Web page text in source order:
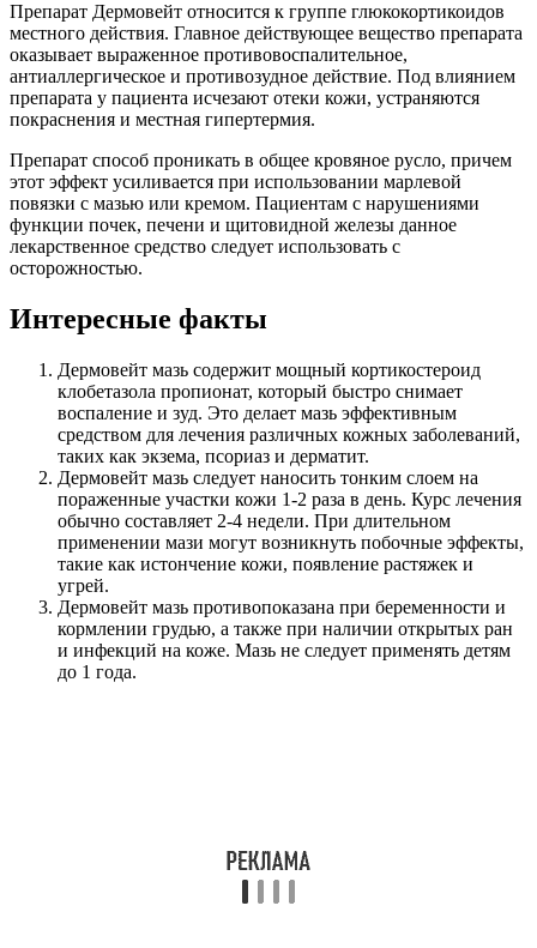
Препарат Дермовейт относится к группе глюкокортикоидов
местного действия. Главное действующее вещество препарата
оказывает выраженное противовоспалительное,
антиаллергическое и противозудное действие. Под влиянием
препарата у пациента исчезают отеки кожи, устраняются
покраснения и местная гипертермия.
Препарат способ проникать в общее кровяное русло, причем
этот эффект усиливается при использовании марлевой
повязки с мазью или кремом. Пациентам с нарушениями
функции почек, печени и щитовидной железы данное
лекарственное средство следует использовать с
осторожностью.
Интересные факты
Дермовейт мазь содержит мощный кортикостероид
клобетазола пропионат, который быстро снимает
воспаление и зуд. Это делает мазь эффективным
средством для лечения различных кожных заболеваний,
таких как экзема, псориаз и дерматит.
Дермовейт мазь следует наносить тонким слоем на
пораженные участки кожи 1-2 раза в день. Курс лечения
обычно составляет 2-4 недели. При длительном
применении мази могут возникнуть побочные эффекты,
такие как истончение кожи, появление растяжек и
угрей.
Дермовейт мазь противопоказана при беременности и
кормлении грудью, а также при наличии открытых ран
и инфекций на коже. Мазь не следует применять детям
до 1 года.